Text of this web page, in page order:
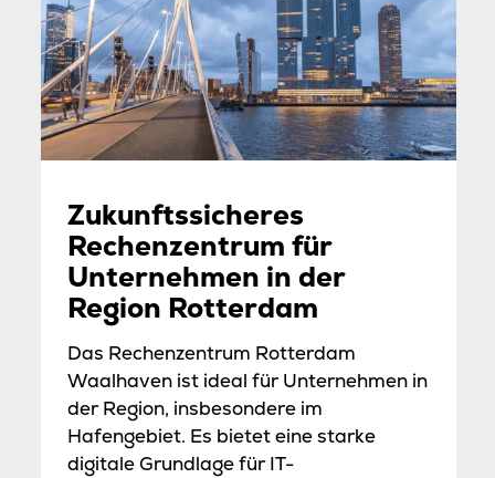
Zukunftssicheres
Rechenzentrum für
Unternehmen in der
Region Rotterdam
Das Rechenzentrum Rotterdam
Waalhaven ist ideal für Unternehmen in
der Region, insbesondere im
Hafengebiet. Es bietet eine starke
digitale Grundlage für IT-